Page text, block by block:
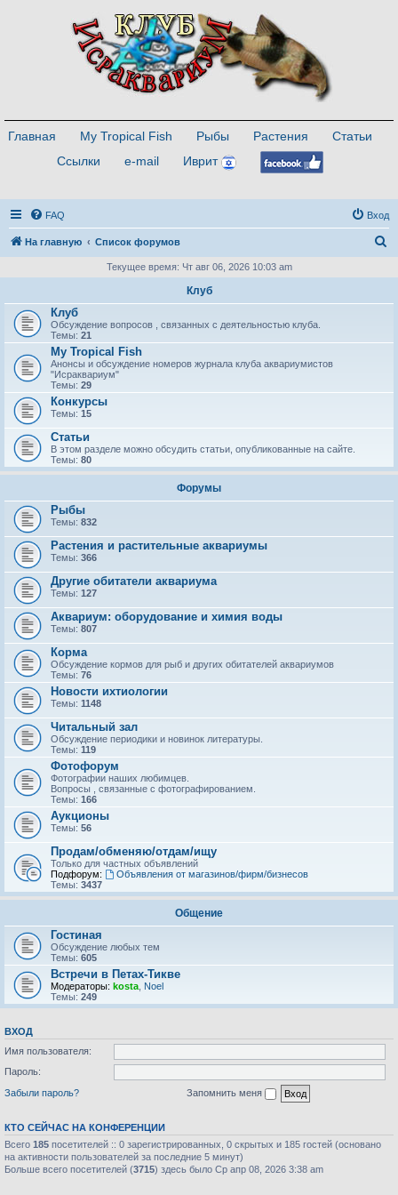
Главная My Tropical Fish Рыбы Растения
Статьи
Ссылки
e-mail Иврит
FAQ Вход
На главную Список форумов
с
Текущее время: Чт авг 06, 2026 10:03 am
Клуб
Клуб
Обсуждение вопросов , связанных с деятельностью клуба.
Темы: 21
My Tropical Fish
Анонсы и обсуждение номеров журнала клуба аквариумистов
"Исраквариум"
Темы: 29
Конкурсы
Темы: 15
Статьи
В этом разделе можно обсудить статьи, опубликованные на сайте.
Темы: 80
Форумы
Рыбы
Темы: 832
Растения и растительные аквариумы
Темы: 366
Другие обитатели аквариума
Темы: 127
Аквариум: оборудование и химия воды
Темы: 807
Корма
Обсуждение кормов для рыб и других обитателей аквариумов
Темы: 76
Новости ихтиологии
Темы: 1148
Читальный зал
Обсуждение периодики и новинок литературы.
Темы: 119
Фотофорум
Фотографии наших любимцев.
Вопросы , связанные с фотографированием.
Темы: 166
Аукционы
Темы: 56
Продам/обменяю/отдам/ищу
Только для частных объявлений
Подфорум:
Объявления от магазинов/фирм/бизнесов
Темы: 3437
Общение
Гостиная
Обсуждение любых тем
Темы: 605
Встречи в Петах-Тикве
Модераторы: kosta Noel
Темы: 249
ВХОД
Имя пользователя:
Пароль:
Забыли пароль?
Запомнить меня
КТО СЕЙЧАС НА КОНФЕРЕНЦИИ
Всего 185 посетителей :: 0 зарегистрированных, 0 скрытых и 185 гостей (основано
на активности пользователей за последние 5 минут)
Больше всего посетителей (3715) здесь было Ср апр 08, 2026 3:38 am